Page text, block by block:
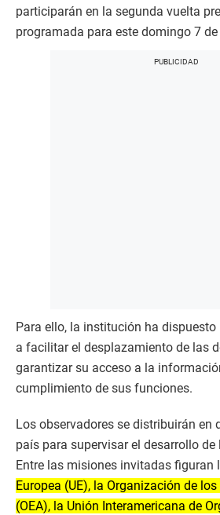
participarán en la segunda vuelta
programada para este domingo 7
Para ello, la institución ha
a facilitar el desplazamiento de las
garantizar su acceso a la
cumplimiento de sus funciones.
Los observadores se distribuirán en
país para supervisar el desarrollo
Entre las misiones invitadas figuran
Europea (UE), la Organización de
(OEA), la Unión Interamericana de